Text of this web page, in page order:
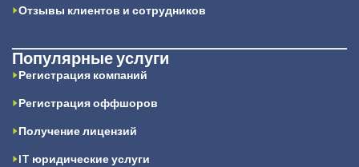
Отзывы клиентов и сотрудников
Популярные услуги
Регистрация компаний
Регистрация оффшоров
Получение лицензий
IT юридические услуги